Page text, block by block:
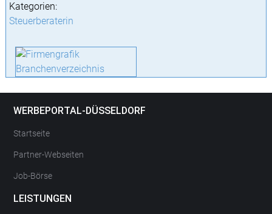
Kategorien:
Steuerberaterin
WERBEPORTAL-DÜSSELDORF
Startseite
Partner-Webseiten
Job-Börse
LEISTUNGEN